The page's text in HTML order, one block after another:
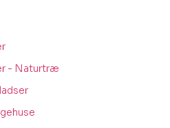
- Naturtræ